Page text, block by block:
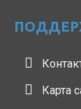
Карта